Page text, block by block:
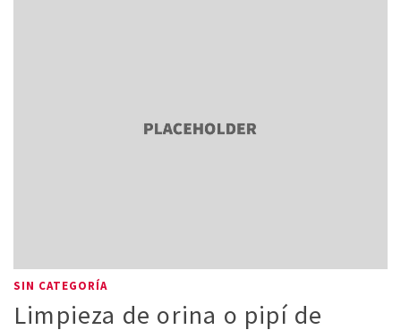
SIN CATEGORÍA
Limpieza de orina o pipí de